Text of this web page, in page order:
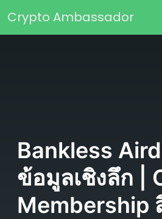
Main
Crypto Ambassador
Bankless
ข้อมูลเชิงลึก |
Membership